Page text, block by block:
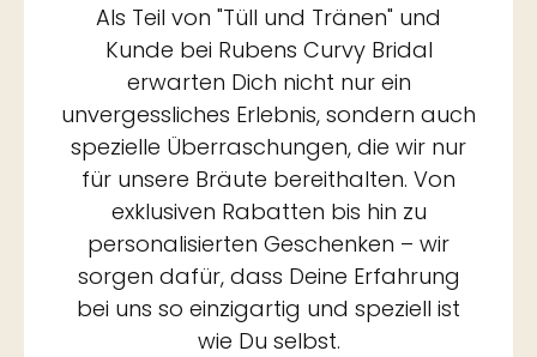
Als Teil von "Tüll und Tränen" und
Kunde bei Rubens Curvy Bridal
erwarten Dich nicht nur ein
unvergessliches Erlebnis, sondern auch
spezielle Überraschungen, die wir nur
für unsere Bräute bereithalten. Von
exklusiven Rabatten bis hin zu
personalisierten Geschenken – wir
sorgen dafür, dass Deine Erfahrung
bei uns so einzigartig und speziell ist
wie Du selbst.